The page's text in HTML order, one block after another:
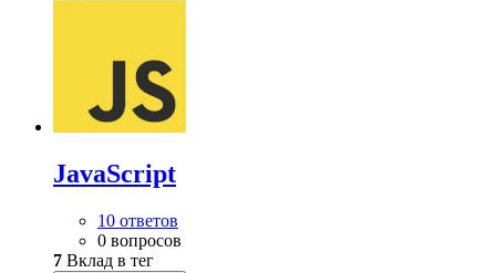
JavaScript
10 ответов
0 вопросов
7 Вклад в тег